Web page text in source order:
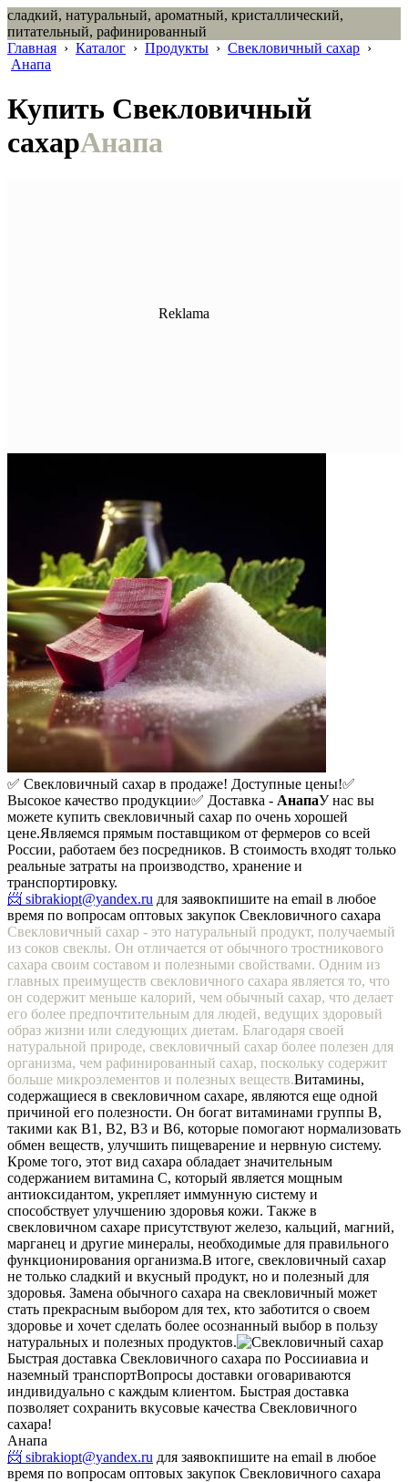
сладкий, натуральный, ароматный, кристаллический,
питательный, рафинированный
Главная › Каталог › Продукты › Свекловичный сахар ›
Анапа
Купить Свекловичный
сахарАнапа
✅ Свекловичный сахар в продаже! Доступные цены!✅
Высокое качество продукции✅ Доставка - АнапаУ нас вы
можете купить свекловичный сахар по очень хорошей
цене.Являемся прямым поставщиком от фермеров со всей
России, работаем без посредников. В стоимость входят только
реальные затраты на производство, хранение и
транспортировку.
📨 sibrakiopt@yandex.ru для заявокпишите на email в любое
время по вопросам оптовых закупок Свекловичного сахара
Свекловичный сахар - это натуральный продукт, получаемый
из соков свеклы. Он отличается от обычного тростникового
сахара своим составом и полезными свойствами. Одним из
главных преимуществ свекловичного сахара является то, что
он содержит меньше калорий, чем обычный сахар, что делает
его более предпочтительным для людей, ведущих здоровый
образ жизни или следующих диетам. Благодаря своей
натуральной природе, свекловичный сахар более полезен для
организма, чем рафинированный сахар, поскольку содержит
больше микроэлементов и полезных веществ.Витамины,
содержащиеся в свекловичном сахаре, являются еще одной
причиной его полезности. Он богат витаминами группы В,
такими как В1, В2, В3 и В6, которые помогают нормализовать
обмен веществ, улучшить пищеварение и нервную систему.
Кроме того, этот вид сахара обладает значительным
содержанием витамина С, который является мощным
антиоксидантом, укрепляет иммунную систему и
способствует улучшению здоровья кожи. Также в
свекловичном сахаре присутствуют железо, кальций, магний,
марганец и другие минералы, необходимые для правильного
функционирования организма.В итоге, свекловичный сахар
не только сладкий и вкусный продукт, но и полезный для
здоровья. Замена обычного сахара на свекловичный может
стать прекрасным выбором для тех, кто заботится о своем
здоровье и хочет сделать более осознанный выбор в пользу
натуральных и полезных продуктов.
Быстрая доставка Свекловичного сахара по Россииавиа и
наземный транспортВопросы доставки оговариваются
индивидуально с каждым клиентом. Быстрая доставка
позволяет сохранить вкусовые качества Свекловичного
сахара!
Анапа
📨 sibrakiopt@yandex.ru для заявокпишите на email в любое
время по вопросам оптовых закупок Свекловичного сахара